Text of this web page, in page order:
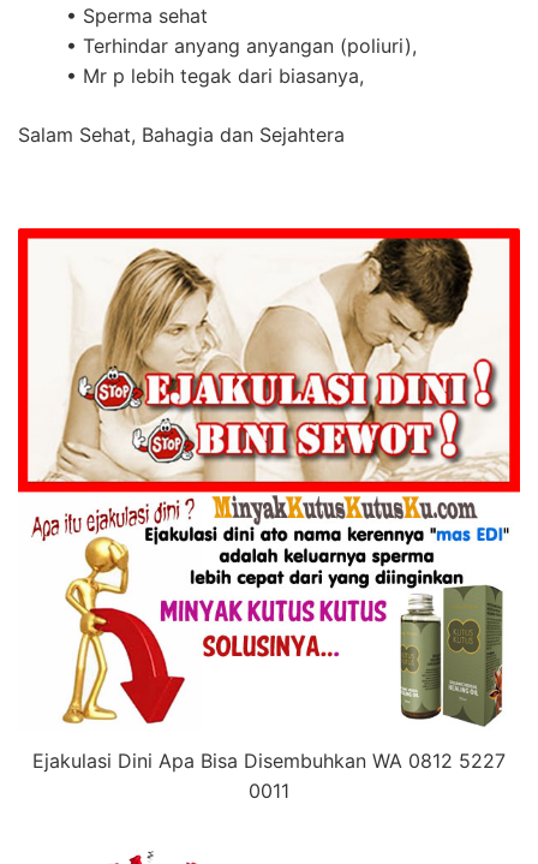
• Sperma sehat
• Terhindar anyang anyangan (poliuri),
• Mr p lebih tegak dari biasanya,
Salam Sehat, Bahagia dan Sejahtera
Ejakulasi Dini Apa Bisa Disembuhkan WA 0812 5227
0011